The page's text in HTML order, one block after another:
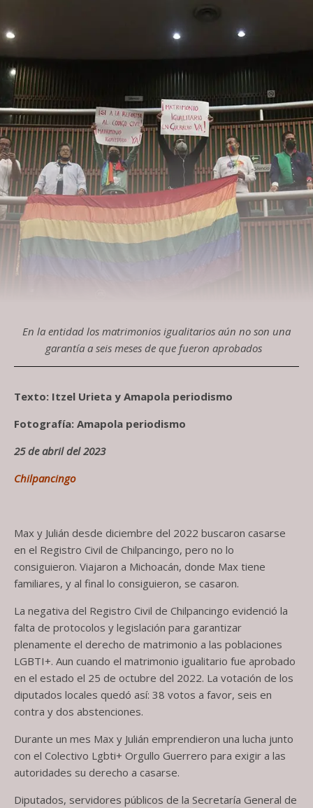
En la entidad los matrimonios igualitarios aún no son una
garantía a seis meses de que fueron aprobados
Texto: Itzel Urieta y Amapola periodismo
Fotografía: Amapola periodismo
25 de abril del 2023
Chilpancingo
Max y Julián desde diciembre del 2022 buscaron casarse
en el Registro Civil de Chilpancingo, pero no lo
consiguieron. Viajaron a Michoacán, donde Max tiene
familiares, y al final lo consiguieron, se casaron.
La negativa del Registro Civil de Chilpancingo evidenció la
falta de protocolos y legislación para garantizar
plenamente el derecho de matrimonio a las poblaciones
LGBTI+. Aun cuando el matrimonio igualitario fue aprobado
en el estado el 25 de octubre del 2022. La votación de los
diputados locales quedó así: 38 votos a favor, seis en
contra y dos abstenciones.
Durante un mes Max y Julián emprendieron una lucha junto
con el Colectivo Lgbti+ Orgullo Guerrero para exigir a las
autoridades su derecho a casarse.
Diputados, servidores públicos de la Secretaría General de